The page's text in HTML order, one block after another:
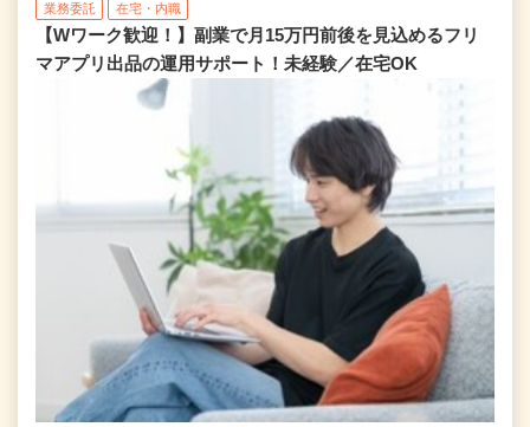
業務委託 在宅・内職
【Wワーク歓迎！】副業で月15万円前後を見込めるフリ
マアプリ出品の運用サポート！未経験／在宅OK